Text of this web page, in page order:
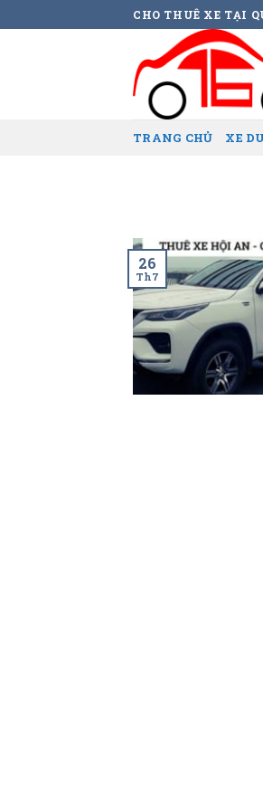
to
CHO THUÊ XE TẠI
TRANG CHỦ XE
26
Th7